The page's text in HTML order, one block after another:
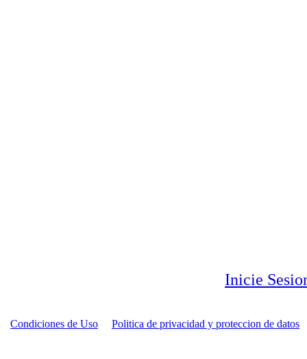
Inicie
Condiciones de Uso Politica de privacidad y proteccion de datos